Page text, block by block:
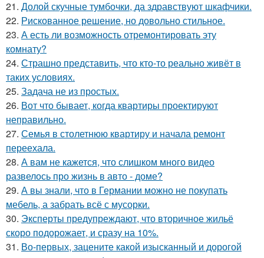
21. Долой скучные тумбочки, да здравствуют шкафчики.
22. Рискованное решение, но довольно стильное.
23. А есть ли возможность отремонтировать эту
комнату?
24. Страшно представить, что кто-то реально живёт в
таких условиях.
25. Задача не из простых.
26. Вот что бывает, когда квартиры проектируют
неправильно.
27. Семья в столетнюю квартиру и начала ремонт
переехала.
28. А вам не кажется, что слишком много видео
развелось про жизнь в авто - доме?
29. А вы знали, что в Германии можно не покупать
мебель, а забрать всё с мусорки.
30. Эксперты предупреждают, что вторичное жильё
скоро подорожает, и сразу на 10%.
31. Во-первых, зацените какой изысканный и дорогой